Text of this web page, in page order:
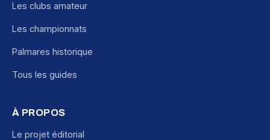
Les clubs amateur
Les championnats
Palmares historique
Tous les guides
À PROPOS
Le projet éditorial